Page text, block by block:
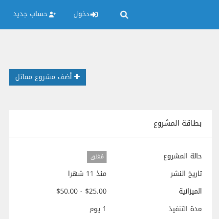
دخول حساب جديد
أضف مشروع مماثل
بطاقة المشروع
حالة المشروع مُغلق
تاريخ النشر
منذ 11 شهرا
الميزانية
$25.00 - $50.00
مدة التنفيذ
1 يوم